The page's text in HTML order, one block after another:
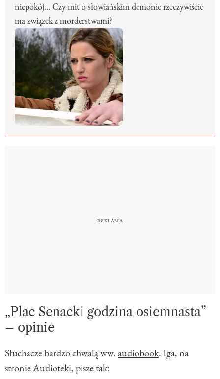
niepokój... Czy mit o słowiańskim demonie rzeczywiście
ma związek z morderstwami?
„Plac Senacki godzina osiemnasta”
– opinie
Słuchacze bardzo chwalą ww.audiobook. Iga, na
stronie Audioteki, pisze tak: